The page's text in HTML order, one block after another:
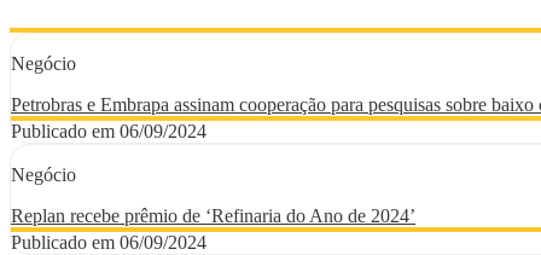
Negócio
Petrobras e Embrapa assinam cooperação para pesquisas sobre
Publicado em 06/09/2024
Negócio
Replan recebe prêmio de ‘Refinaria do Ano de 2024’
Publicado em 06/09/2024